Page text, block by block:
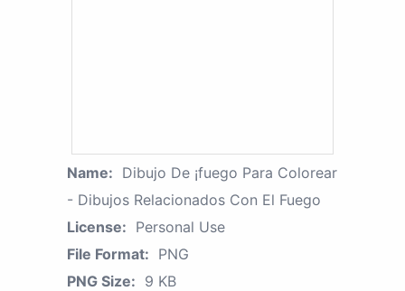
Name: Dibujo De ¡fuego Para Colorear
- Dibujos Relacionados Con El Fuego
License: Personal Use
File Format: PNG
PNG Size: 9 KB